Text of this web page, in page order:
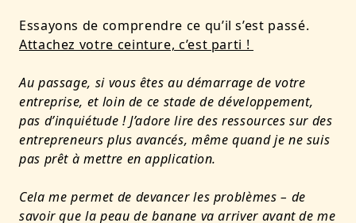
Essayons de comprendre ce qu’il s’est passé.
Attachez votre ceinture, c’est parti !
Au passage, si vous êtes au démarrage de votre
entreprise, et loin de ce stade de développement,
pas d’inquiétude ! J’adore lire des ressources sur des
entrepreneurs plus avancés, même quand je ne suis
pas prêt à mettre en application.
Cela me permet de devancer les problèmes – de
savoir que la peau de banane va arriver avant de me